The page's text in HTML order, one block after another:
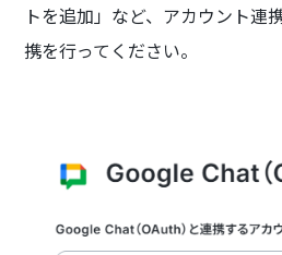
トを追加」など、アカウント連
携を行ってください。